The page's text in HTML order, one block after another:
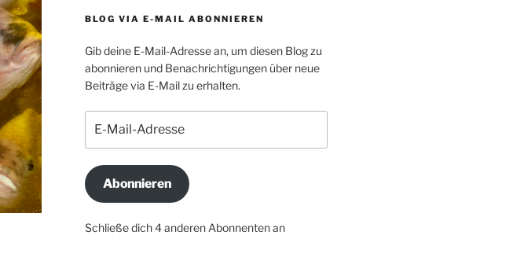
BLOG VIA E-MAIL ABONNIEREN
Gib deine E-Mail-Adresse an, um diesen Blog zu
abonnieren und Benachrichtigungen über neue
Beiträge via E-Mail zu erhalten.
Mail-
Adresse
Abonnieren
Schließe dich 4 anderen Abonnenten an